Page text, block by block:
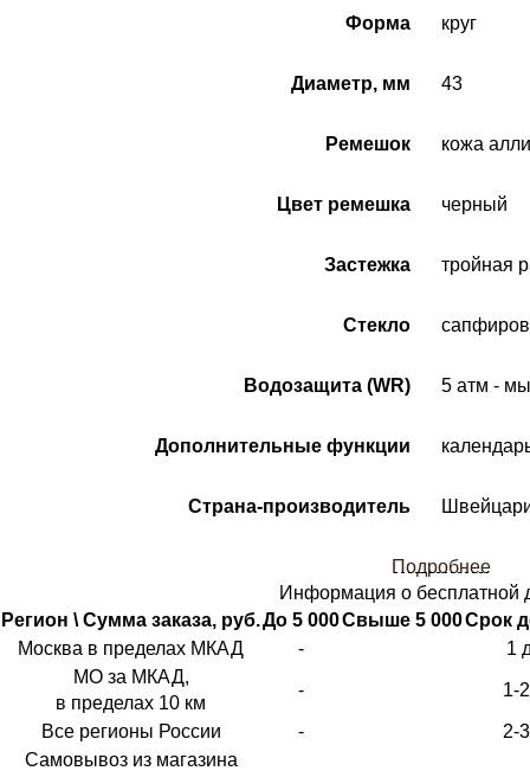
Форма круг
Диаметр, мм 43
Ремешок кожа
Цвет ремешка черный
Застежка тройная
Стекло
Водозащита (WR) 5 атм -
Дополнительные функции
Страна-производитель
Подробнее
Информация о бесплатной
Регион \ Сумма заказа, руб.До 5 000Свыше 5 000Срок
Москва в пределах МКАД
-
1
МО за МКАД,
в пределах 10 км
- 1-
Все регионы России -
2-
Самовывоз из магазина